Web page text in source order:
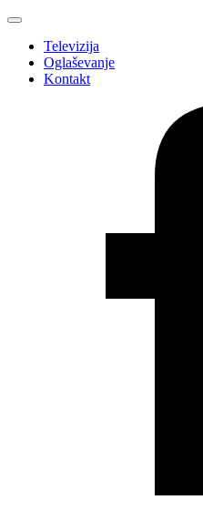
Televizija
Oglaševanje
Kontakt